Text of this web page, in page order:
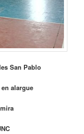
San Pablo
alargue